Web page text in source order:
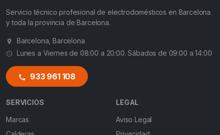
Servicio técnico profesional de electrodomésticos en Barcelona
y toda la provincia de Barcelona.
Barcelona, Barcelona
Lunes a Viernes de 08:00 a 20:00. Sábados de 09:00 a 14:00
933 961 108
SERVICIOS
Marcas
LEGAL
Aviso Legal